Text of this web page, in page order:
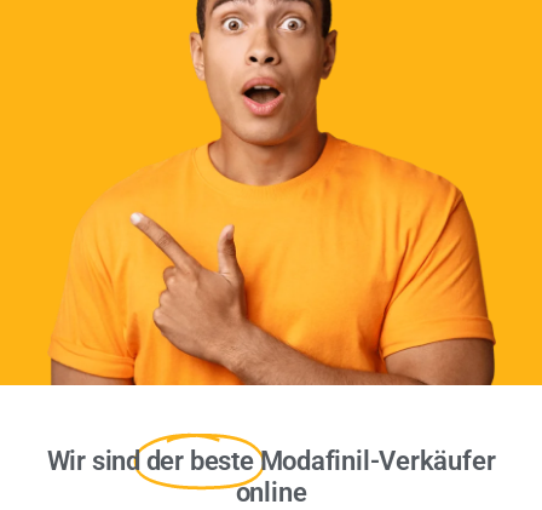
Wir sind der besteModafinil-Verkäufer
online